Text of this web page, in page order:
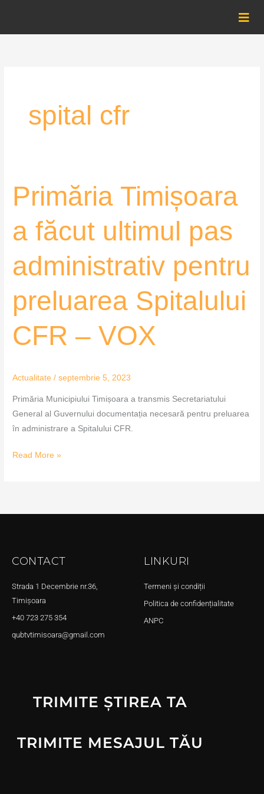
content
spital cfr
Primăria Timișoara
a făcut ultimul pas
administrativ pentru
preluarea Spitalului
CFR – VOX
Actualitate /septembrie 5, 2023
Primăria Municipiului Timișoara a transmis Secretariatului
General al Guvernului documentația necesară pentru preluarea
în administrare a Spitalului CFR.
Primăria
Timișoara
făcut
pas
administrativ
preluarea
Spitalului
CFR
Read More »
CONTACT
Strada 1 Decembrie nr.36,
Timișoara
+40 723 275 354
qubtvtimisoara@gmail.com
LINKURI
Termeni și condiții
Politica de confidențialitate
ANPC
TRIMITE ȘTIREA TA
TRIMITE MESAJUL TĂU